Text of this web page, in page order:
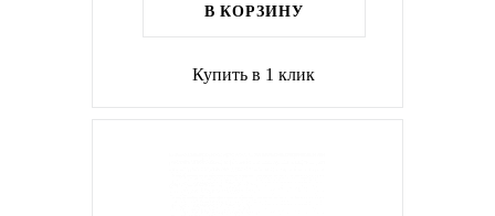
В КОРЗИНУ
Купить в 1 клик